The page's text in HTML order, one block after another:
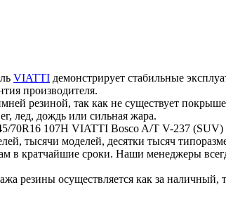
VIATTI демонстрирует стабильные
производителя.
резиной, так как не существует
лед, дождь или сильная жара.
107H VIATTI Bosco A/T V-237 (SUV)
тысячи моделей, десятки тысяч
в кратчайшие сроки. Наши менеджеры
резины осуществляется как за наличный,